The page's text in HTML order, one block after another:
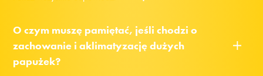
O czym muszę pamiętać, jeśli chodzi o
zachowanie i aklimatyzację dużych
papużek?